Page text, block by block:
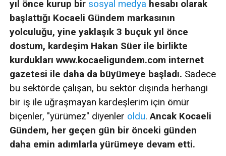
yıl önce kurup bir sosyal medya hesabı olarak
başlattığı Kocaeli Gündem markasının
yolculuğu, yine yaklaşık 3 buçuk yıl önce
dostum, kardeşim Hakan Süer ile birlikte
kurdukları www.kocaeligundem.com internet
gazetesi ile daha da büyümeye başladı. Sadece
bu sektörde çalışan, bu sektör dışında herhangi
bir iş ile uğraşmayan kardeşlerim için ömür
biçenler, "yürümez" diyenler oldu.Ancak Kocaeli
Gündem, her geçen gün bir önceki günden
daha emin adımlarla yürümeye devam etti.